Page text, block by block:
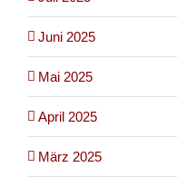
Juni 2025
Mai 2025
April 2025
März 2025